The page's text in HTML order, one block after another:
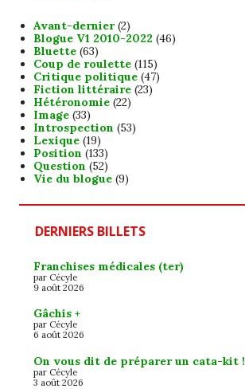
Avant-dernier(2)
Blogue V1 2010-2022 (46)
Bluette(63)
Coup de roulette(115)
Critique politique(47)
Fiction littéraire(23)
Hétéronomie(22)
Image(33)
Introspection (53)
Lexique(19)
Position (133)
Question (52)
Vie du blogue(9)
DERNIERS BILLETS
Franchises médicales (ter)
par Cécyle
9 août 2026
Gâchis +
par Cécyle
6 août 2026
On vous dit de préparer un cata-kit !
par Cécyle
3 août 2026